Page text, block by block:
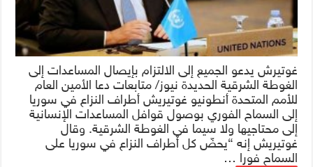
غوتيرش يدعو الجميع إلى الالتزام بإيصال المساعدات إلى
الغوطة الشرقية الحديدة نيوز/ متابعات دعا الأمين العام
للأمم المتحدة أنطونيو غوتيريش أطراف النزاع في سوريا
إلى السماح الفوري بوصول قوافل المساعدات الإنسانية
إلى محتاجيها ولا سيما في الغوطة الشرقية. وقال
غوتيريش إنه “يحضّ كل أطراف النزاع في سوريا على
السماح فورا …